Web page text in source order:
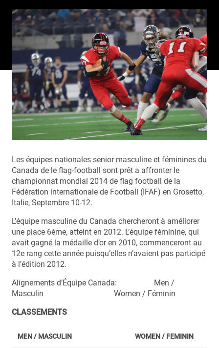
Les équipes nationales senior masculine et féminines du
Canada de le flag-football sont prêt a affronter le
championnat mondial 2014 de flag football de la
Fédération internationale de Football (IFAF) en Grosetto,
Italie, Septembre 10-12.
L’équipe masculine du Canada chercheront à améliorer
une place 6ème, atteint en 2012. L’équipe féminine, qui
avait gagné la médaille d’or en 2010, commenceront au
12e rang cette année puisqu’elles n’avaient pas participé
à l’édition 2012.
Alignements d’Équipe Canada: Men /
Masculin Women / Féminin
CLASSEMENTS
MEN / MASCULIN WOMEN / FEMININ